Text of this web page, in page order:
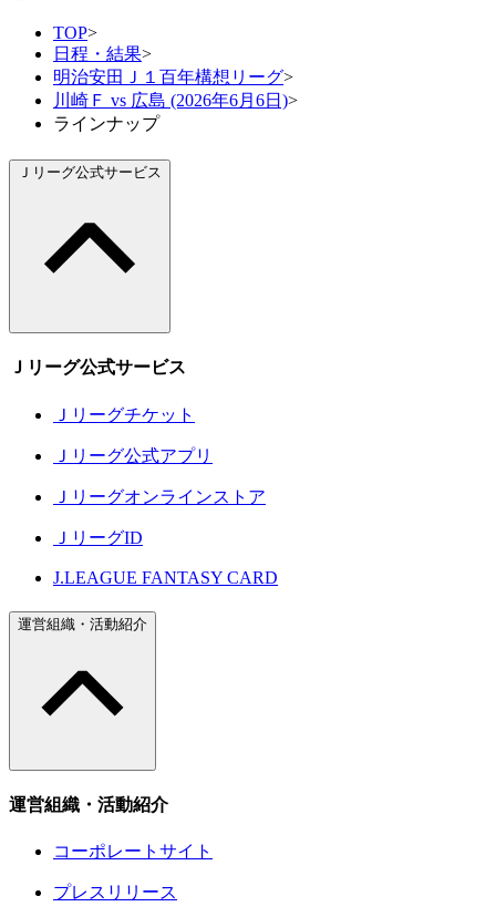
TOP>
日程・結果>
明治安田Ｊ１百年構想リーグ>
川崎Ｆ vs 広島 (2026年6月6日)>
ラインナップ
Ｊリーグ公式サービス
Ｊリーグ公式サービス
Ｊリーグチケット
Ｊリーグ公式アプリ
Ｊリーグオンラインストア
ＪリーグID
J.LEAGUE FANTASY CARD
運営組織・活動紹介
運営組織・活動紹介
コーポレートサイト
プレスリリース